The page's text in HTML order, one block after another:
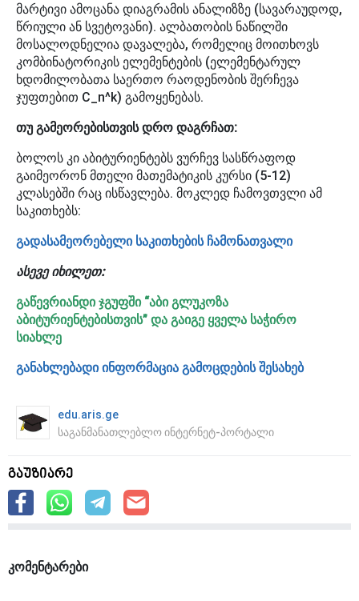
მარტივი ამოცანა დიაგრამის ანალიზზე (სავარაუდოდ,
წრიული ან სვეტოვანი). ალბათობის ნაწილში
მოსალოდნელია დავალება, რომელიც მოითხოვს
კომბინატორიკის ელემენტების (ელემენტარულ
ხდომილობათა საერთო რაოდენობის შერჩევა
ჯუფთებით C_n^k) გამოყენებას.
თუ გამეორებისთვის დრო დაგრჩათ:
ბოლოს კი აბიტურიენტებს ვურჩევ სასწრაფოდ
გაიმეორონ მთელი მათემატიკის კურსი (5-12)
კლასებში რაც ისწავლება. მოკლედ ჩამოვთვლი ამ
საკითხებს:
გადასამეორებელი საკითხების ჩამონათვალი
ასევე იხილეთ:
გაწევრიანდი ჯგუფში “აბი გლუკოზა
აბიტურიენტებისთვის” და გაიგე ყველა საჭირო
სიახლე
განახლებადი ინფორმაცია გამოცდების შესახებ
edu.aris.ge
საგანმანათლებლო ინტერნეტ-პორტალი
გაუზიარე
კომენტარები